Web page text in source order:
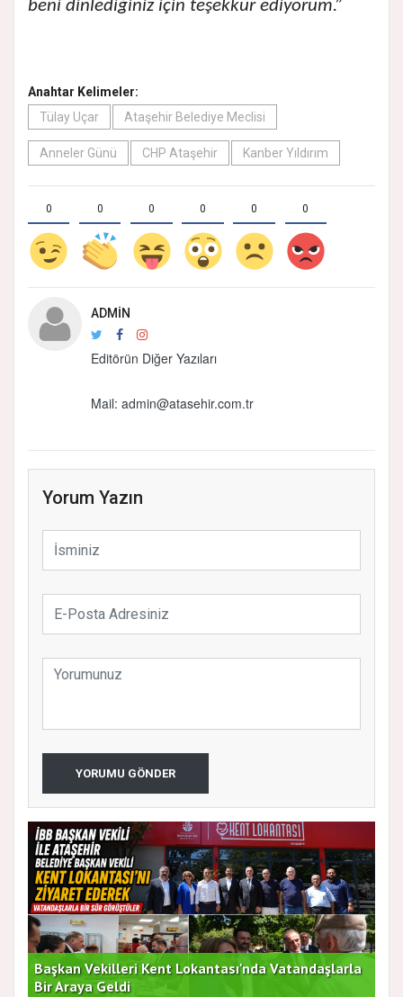
beni dinlediğiniz için teşekkür ediyorum.”
Anahtar Kelimeler:
Tülay Uçar
Ataşehir Belediye Meclisi
Anneler Günü CHP Ataşehir Kanber Yıldırım
0 0 0 0 0 0
ADMIN
Editörün Diğer Yazıları
Mail: admin@atasehir.com.tr
Yorum Yazın
YORUMU GÖNDER
Başkan Vekilleri Kent Lokantası'nda Vatandaşlarla
Bir Araya Geldi